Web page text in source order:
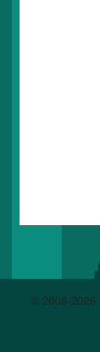
© 2008-2026